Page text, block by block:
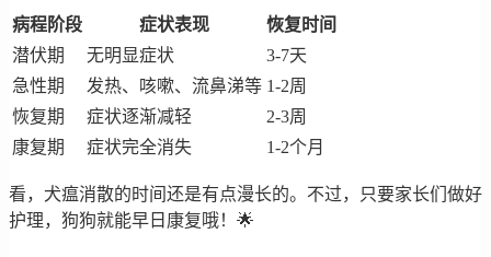
病程阶段 症状表现
恢复时间
潜伏期
无明显症状
3-7天
急性期
发热、咳嗽、流鼻涕等 1-2周
恢复期
症状逐渐减轻
2-3周
康复期
症状完全消失 1-2个月
看，犬瘟消散的时间还是有点漫长的。不过，只要家长们做好
护理，狗狗就能早日康复哦！🌟